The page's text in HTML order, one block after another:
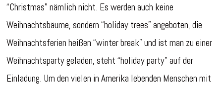
“Christmas” nämlich nicht. Es werden auch keine
Weihnachtsbäume, sondern “holiday trees” angeboten, die
Weihnachtsferien heißen “winter break” und ist man zu einer
Weihnachtsparty geladen, steht “holiday party” auf der
Einladung. Um den vielen in Amerika lebenden Menschen mit